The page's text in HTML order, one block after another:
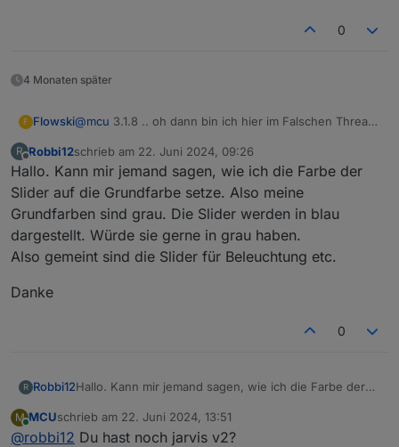
0
4 Monaten später
F Flowski@mcu 3.1.8 .. oh dann bin ich hier im Falschen Thread
R
Offline
Robbi12schrieb am 22. Juni 2024, 09:26
zuletzt editiert von
Hallo. Kann mir jemand sagen, wie ich die Farbe der
Slider auf die Grundfarbe setze. Also meine
Grundfarben sind grau. Die Slider werden in blau
dargestellt. Würde sie gerne in grau haben.
Also gemeint sind die Slider für Beleuchtung etc.
Danke
0
R Robbi12Hallo. Kann mir jemand sagen, wie ich die Farbe der
Grundfarben sind grau. Die Slider werden in blau
dargestellt. Würde sie gerne in grau haben.
Danke
M
Online
MCUschrieb am 22. Juni 2024, 13:51
zuletzt editiert von
@robbi12 Du hast noch jarvis v2?